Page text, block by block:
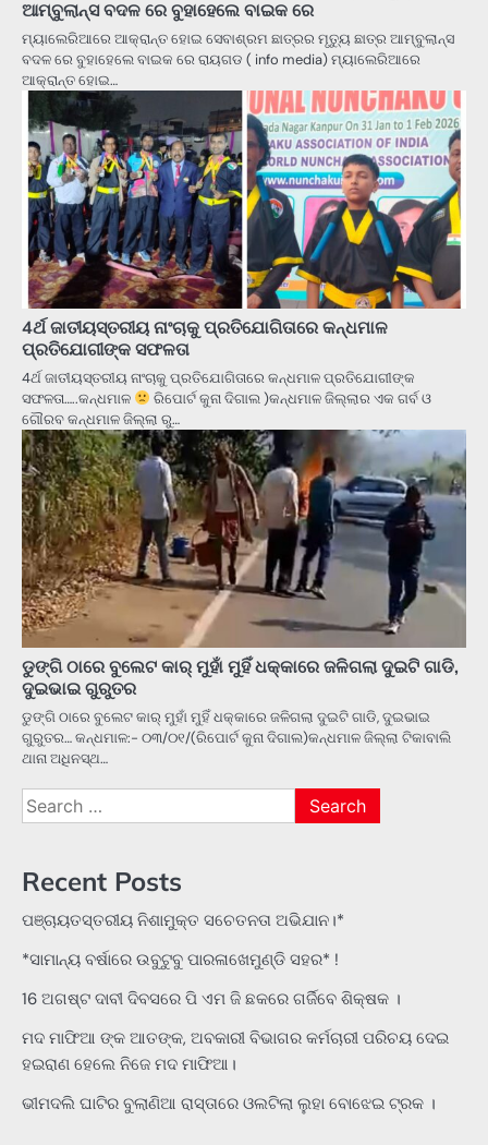
ଆମ୍ବୁଲାନ୍ସ ବଦଳ ରେ ବୁହାହେଲେ ବାଇକ ରେ
ମ୍ୟାଲେରିଆରେ ଆକ୍ରାନ୍ତ ହୋଇ ସେବାଶ୍ରମ ଛାତ୍ରର ମୃତ୍ୟୁ ଛାତ୍ର ଆମ୍ବୁଲାନ୍ସ
ବଦଳ ରେ ବୁହାହେଲେ ବାଇକ ରେ ରାୟଗଡ ( info media) ମ୍ୟାଲେରିଆରେ
ଆକ୍ରାନ୍ତ ହୋଇ…
4ର୍ଥ ଜାତୀୟସ୍ତରୀୟ ନାଂଚାକୁ ପ୍ରତିଯୋଗିତାରେ କନ୍ଧମାଳ
ପ୍ରତିଯୋଗୀଙ୍କ ସଫଳତା
4ର୍ଥ ଜାତୀୟସ୍ତରୀୟ ନାଂଚାକୁ ପ୍ରତିଯୋଗିତାରେ କନ୍ଧମାଳ ପ୍ରତିଯୋଗୀଙ୍କ
ସଫଳତା…..କନ୍ଧମାଳ
ରିପୋର୍ଟ କୁନା ଦିଗାଲ )କନ୍ଧମାଳ ଜିଲ୍ଲାର ଏକ ଗର୍ବ ଓ
ଗୌରବ କନ୍ଧମାଳ ଜିଲ୍ଲା ରୁ…
ଡୁଙ୍ଗି ଠାରେ ବୁଲେଟ କାର୍ ମୁହାଁ ମୁହିଁ ଧକ୍କାରେ ଜଳିଗଲା ଦୁଇଟି ଗାଡି,
ଦୁଇଭାଇ ଗୁରୁତର
ଡୁଙ୍ଗି ଠାରେ ବୁଲେଟ କାର୍ ମୁହାଁ ମୁହିଁ ଧକ୍କାରେ ଜଳିଗଲା ଦୁଇଟି ଗାଡି, ଦୁଇଭାଇ
ଗୁରୁତର… କନ୍ଧମାଳ:- ୦୩/୦୧/(ରିପୋର୍ଟ କୁନା ଦିଗାଲ)କନ୍ଧମାଳ ଜିଲ୍ଲା ଟିକାବାଲି
ଥାନା ଅଧିନସ୍ଥ…
Search
for:
Recent Posts
ପଞ୍ଚାୟତସ୍ତରୀୟ ନିଶାମୁକ୍ତ ସଚେତନତା ଅଭିଯାନ।*
*ସାମାନ୍ୟ ବର୍ଷାରେ ଉବୁଟୁବୁ ପାରଳାଖେମୁଣ୍ଡି ସହର* !
16 ଅଗଷ୍ଟ ଦାବୀ ଦିବସରେ ପି ଏମ ଜି ଛକରେ ଗର୍ଜିବେ ଶିକ୍ଷକ ।
ମଦ ମାଫିଆ ଙ୍କ ଆତଙ୍କ, ଅବକାରୀ ବିଭାଗର କର୍ମଚାରୀ ପରିଚୟ ଦେଇ
ହଇରାଣ ହେଲେ ନିଜେ ମଦ ମାଫିଆ।
ଭୀମଦଲି ଘାଟିର ବୁଲାଣିଆ ରାସ୍ତାରେ ଓଲଟିଲା ଲୁହା ବୋଝେଇ ଟ୍ରକ ।